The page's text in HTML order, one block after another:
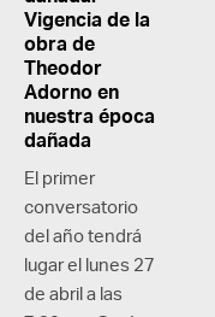
Vigencia de la
obra de
Theodor
Adorno en
nuestra época
dañada
El primer
conversatorio
del año tendrá
lugar el lunes 27
de abril a las